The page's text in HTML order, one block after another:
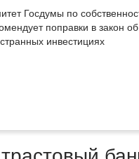
Госдумы по
поправки в закон об
инвестициях